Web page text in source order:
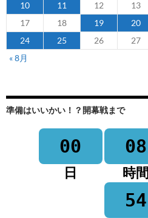
10
11 12 13
17
18 19 20
24
25 26 27
« 8月
準備はいいかい！？開幕戦まで
00
日
08
時間
54